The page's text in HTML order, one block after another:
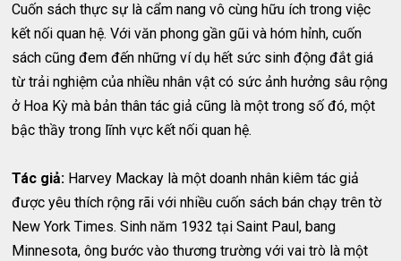
Cuốn sách thực sự là cẩm nang vô cùng hữu ích trong việc
kết nối quan hệ. Với văn phong gần gũi và hóm hỉnh, cuốn
sách cũng đem đến những ví dụ hết sức sinh động đắt giá
từ trải nghiệm của nhiều nhân vật có sức ảnh hưởng sâu rộng
ở Hoa Kỳ mà bản thân tác giả cũng là một trong số đó, một
bậc thầy trong lĩnh vực kết nối quan hệ.
Tác giả: Harvey Mackay là một doanh nhân kiêm tác giả
được yêu thích rộng rãi với nhiều cuốn sách bán chạy trên tờ
New York Times. Sinh năm 1932 tại Saint Paul, bang
Minnesota, ông bước vào thương trường với vai trò là một